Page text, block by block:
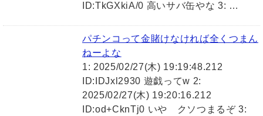
ID:TkGXkiA/0 高いサバ缶やな 3: …
パチンコって金賭けなければ全くつまん
ねーよな
1: 2025/02/27(木) 19:19:48.212
ID:IDJxl2930 遊戯ってw 2:
2025/02/27(木) 19:20:16.212
ID:od+CknTj0 いや クソつまるぞ 3: